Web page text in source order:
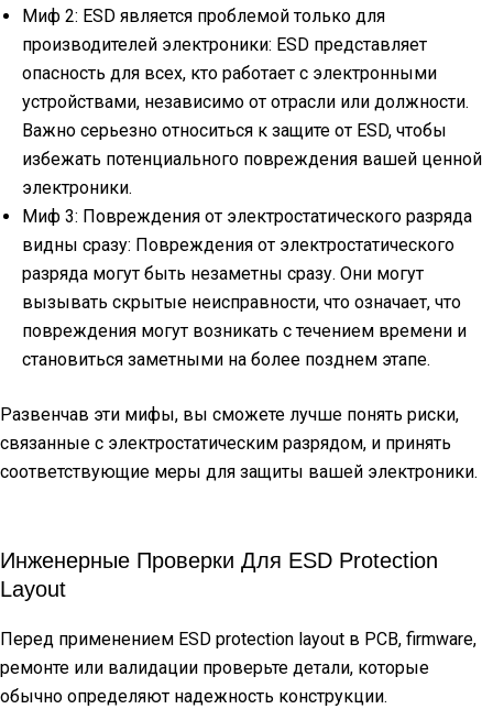
Миф 2: ESD является проблемой только для
производителей электроники: ESD представляет
опасность для всех, кто работает с электронными
устройствами, независимо от отрасли или должности.
Важно серьезно относиться к защите от ESD, чтобы
избежать потенциального повреждения вашей ценной
электроники.
Миф 3: Повреждения от электростатического разряда
видны сразу: Повреждения от электростатического
разряда могут быть незаметны сразу. Они могут
вызывать скрытые неисправности, что означает, что
повреждения могут возникать с течением времени и
становиться заметными на более позднем этапе.
Развенчав эти мифы, вы сможете лучше понять риски,
связанные с электростатическим разрядом, и принять
соответствующие меры для защиты вашей электроники.
Инженерные Проверки Для ESD Protection
Layout
Перед применением ESD protection layout в PCB, firmware,
ремонте или валидации проверьте детали, которые
обычно определяют надежность конструкции.